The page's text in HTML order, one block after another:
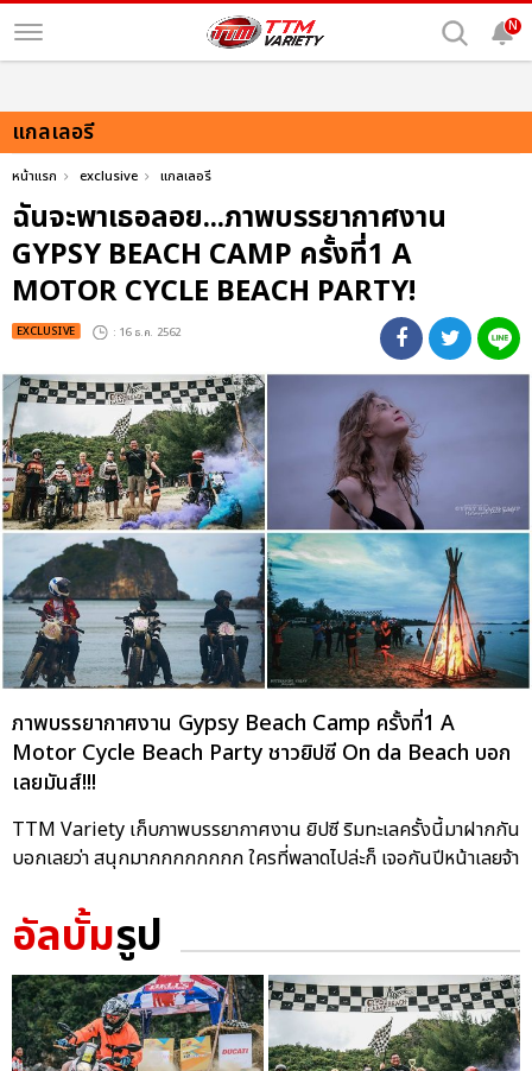
N
แกลเลอรี
หน้าแรก exclusive แกลเลอรี
ฉันจะพาเธอลอย...ภาพบรรยากาศงาน
GYPSY BEACH CAMP ครั้งที่1 A
MOTOR CYCLE BEACH PARTY!
EXCLUSIVE : 16 ธ.ค. 2562
ภาพบรรยากาศงาน Gypsy Beach Camp ครั้งที่1 A
Motor Cycle Beach Party ชาวยิปซี On da Beach บอก
เลยมันส์!!!
TTM Variety เก็บภาพบรรยากาศงาน ยิปซี ริมทะเลครั้งนี้มาฝากกัน
บอกเลยว่า สนุกมากกกกกกกก ใครที่พลาดไปล่ะก็ เจอกันปีหน้าเลยจ้า
อัลบั้มรูป